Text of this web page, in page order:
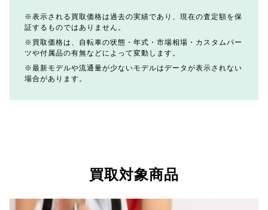
表示される買取価格は過去の実績であり、現在の査定額を保
証するものではありません。
買取価格は、自転車の状態・年式・市場相場・カスタムパー
ツや付属品の有無などによって変動します。
最新モデルや流通量が少ないモデルはデータが表示されない
場合があります。
買取対象商品